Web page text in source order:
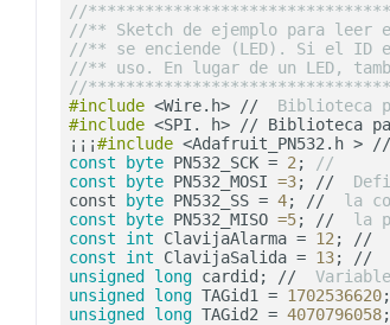
//
//** Sketch de ejemplo para leer
//** se enciende (LED). Si el ID
//** uso. En lugar de un LED,
//
#include <Wire.h> //
Biblioteca
#include <SPI. h> // Biblioteca
¡¡¡#include <Adafruit_PN532.h > //
const
byte PN532_SCK = 2;
//
const
byte PN532_MOSI =3; //
const
byte PN532_SS = 4; //
la
const
byte PN532_MISO =5; //
la
const
int ClavijaAlarma = 12; //
const
int ClavijaSalida = 13; //
unsigned
long cardid; //
unsigned
long TAGid1 = 1702536620;
unsigned
long TAGid2 = 4070796058